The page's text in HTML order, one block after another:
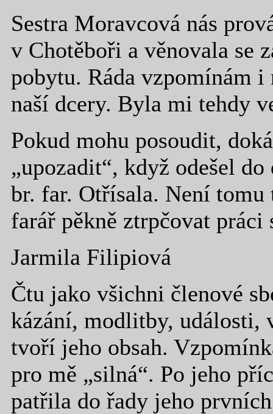
Sestra Moravcová nás
v Chotěboři a věnovala se
pobytu. Ráda vzpomínám
naší dcery. Byla mi tehdy
Pokud mohu posoudit,
„upozadit“, když odešel
br. far. Otřísala. Není
farář pěkně ztrpčovat práci
Jarmila Filipiová
Čtu jako všichni členové
kázání, modlitby, události,
tvoří jeho obsah.
pro mě „silná“. Po jeho
patřila do řady jeho